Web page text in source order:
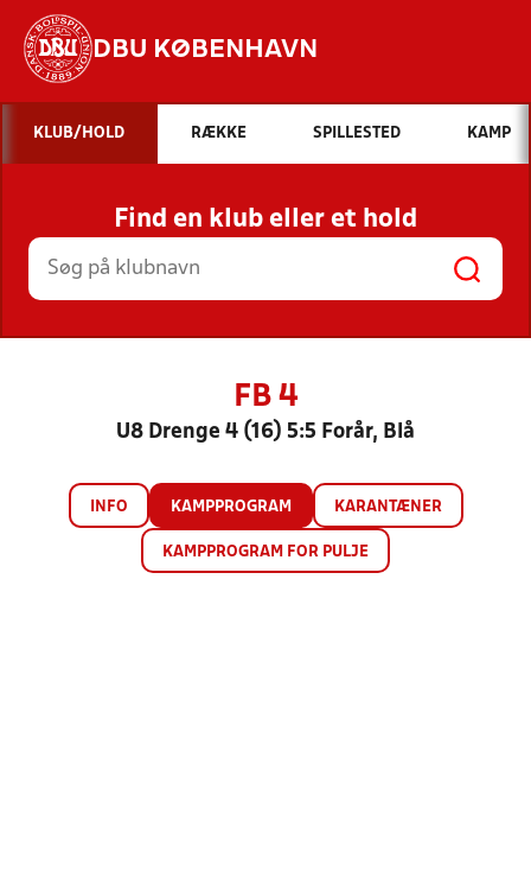
DBU KØBENHAVN
Hvad vil du søge efter?
INDHOLD OG NYHEDER
STILLINGER, RESULTATER, KLUBBER OG
HOLD
KLUB/HOLD RÆKKE SPILLESTED KAMP
Find en klub eller et hold
FB 4
U8 Drenge 4 (16) 5:5 Forår, Blå
INFO KAMPPROGRAM KARANTÆNER
KAMPPROGRAM FOR PULJE